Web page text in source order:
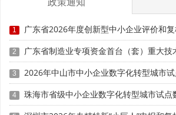
1 广东省2026年度创新型中小企业评价和复核申报时
2 广东省制造业专项资金首台（套）重大技术装备研制与推广应用项目入库储
3 2026年中山市中小企业数字化转型城市试点数字化项目（6-
4 珠海市省级中小企业数字化转型城市试点数字化产品（第十批